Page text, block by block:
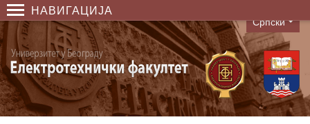
НАВИГАЦИЈА
Language
Српски